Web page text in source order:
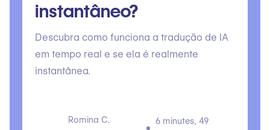
instantâneo?
Descubra como funciona a tradução de IA
em tempo real e se ela é realmente
instantânea.
Romina C.
6 minutes, 49